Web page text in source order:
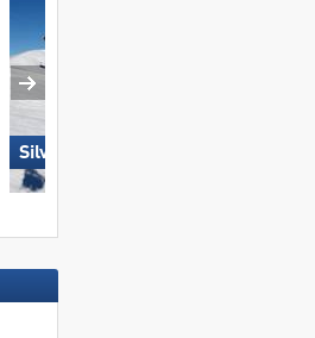
Silvretta Montafon